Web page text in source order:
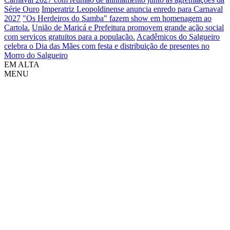
Série Ouro Imperatriz Leopoldinense anuncia enredo para Carnaval
2027 "Os Herdeiros do Samba" fazem show em homenagem ao
Cartola. União de Maricá e Prefeitura promovem grande ação social
com serviços gratuitos para a população. Acadêmicos do Salgueiro
celebra o Dia das Mães com festa e distribuição de presentes no
Morro do Salgueiro
EM ALTA
MENU